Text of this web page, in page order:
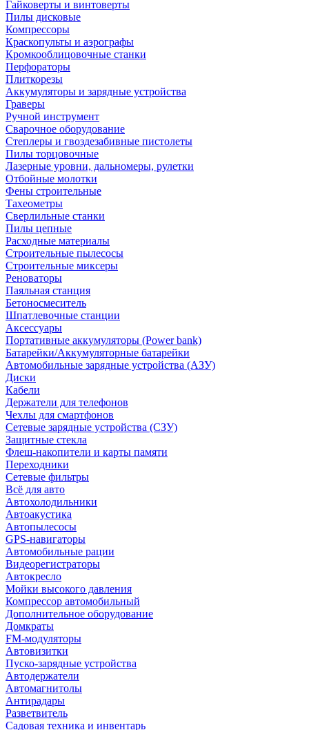
Гайковерты и винтоверты
Пилы дисковые
Компрессоры
Краскопульты и аэрографы
Кромкооблицовочные станки
Перфораторы
Плиткорезы
Аккумуляторы и зарядные устройства
Граверы
Ручной инструмент
Сварочное оборудование
Степлеры и гвоздезабивные пистолеты
Пилы торцовочные
Лазерные уровни, дальномеры, рулетки
Отбойные молотки
Фены строительные
Тахеометры
Сверлильные станки
Пилы цепные
Расходные материалы
Строительные пылесосы
Строительные миксеры
Реноваторы
Паяльная станция
Бетоносмеситель
Шпатлевочные станции
Аксессуары
Портативные аккумуляторы (Power bank)
Батарейки/Аккумуляторные батарейки
Автомобильные зарядные устройства (АЗУ)
Диски
Кабели
Держатели для телефонов
Чехлы для смартфонов
Сетевые зарядные устройства (СЗУ)
Защитные стекла
Флеш-накопители и карты памяти
Переходники
Сетевые фильтры
Всё для авто
Автохолодильники
Автоакустика
Автопылесосы
GPS-навигаторы
Автомобильные рации
Видеорегистраторы
Автокресло
Мойки высокого давления
Компрессор автомобильный
Дополнительное оборудование
Домкраты
FM-модуляторы
Автовизитки
Пуско-зарядные устройства
Автодержатели
Автомагнитолы
Антирадары
Разветвитель
Садовая техника и инвентарь